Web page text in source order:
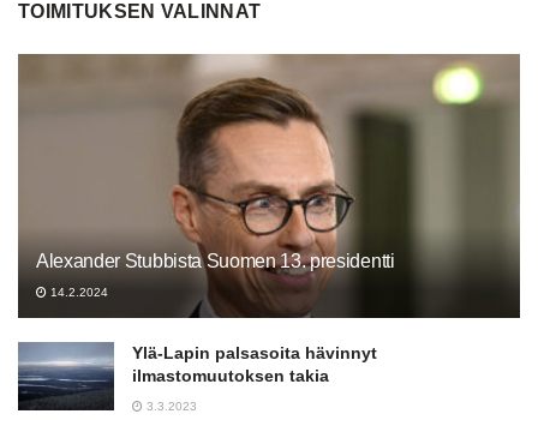
TOIMITUKSEN VALINNAT
Alexander Stubbista Suomen 13. presidentti
14.2.2024
Ylä-Lapin palsasoita hävinnyt
ilmastomuutoksen takia
3.3.2023